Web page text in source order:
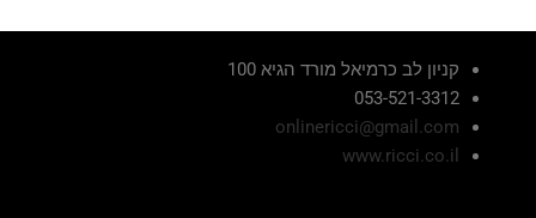
קניון לב כרמיאל מורד הגיא 100
053-521-3312
onlinericci@gmail.com
www.ricci.co.il